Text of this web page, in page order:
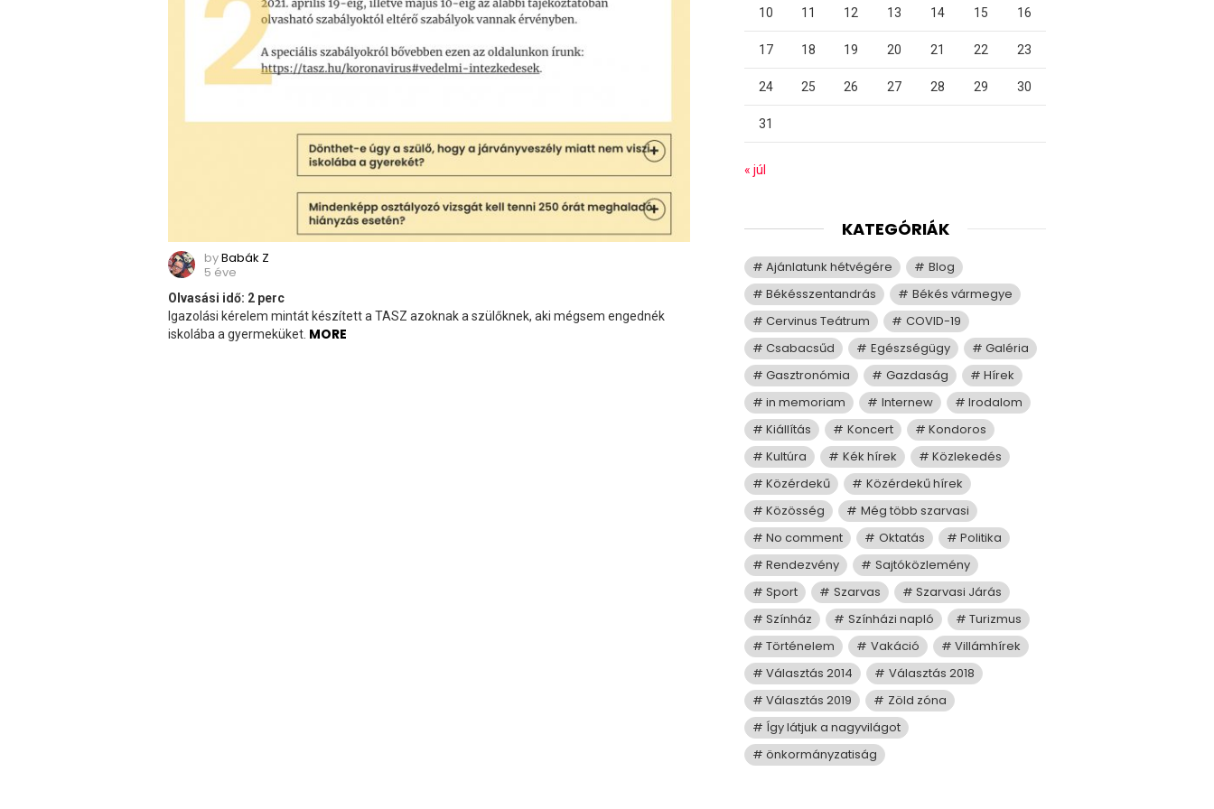
byBabák Z
5 éve
Olvasási idő: 2 perc
Igazolási kérelem mintát készített a TASZ azoknak a szülőknek, aki mégsem engednék
iskolába a gyermeküket. MORE
10 11 12 13 14 15 16
17 18 19 20 21 22 23
24 25 26 27 28 29 30
31
« júl
KATEGÓRIÁK
Ajánlatunk hétvégére
Blog
Békésszentandrás
Békés vármegye
Cervinus Teátrum
COVID-19
Csabacsűd
Egészségügy
Galéria
Gasztronómia
Gazdaság
Hírek
in memoriam
Internew
Irodalom
Kiállítás
Koncert
Kondoros
Kultúra
Kék hírek
Közlekedés
Közérdekű
Közérdekű hírek
Közösség
Még több szarvasi
No comment
Oktatás
Politika
Rendezvény
Sajtóközlemény
Sport
Szarvas
Szarvasi Járás
Színház
Színházi napló
Turizmus
Történelem
Vakáció
Villámhírek
Választás 2014
Választás 2018
Választás 2019
Zöld zóna
Így látjuk a nagyvilágot
önkormányzatiság